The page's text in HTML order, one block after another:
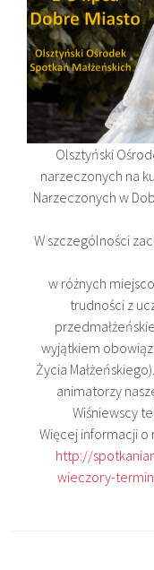
Olsztyński
narzeczonych na
Narzeczonych w
W szczególności
w różnych
trudności z
wyjątkiem
Życia
animatorzy
Wiśniewscy
Więcej informacji
http://
wieczory-